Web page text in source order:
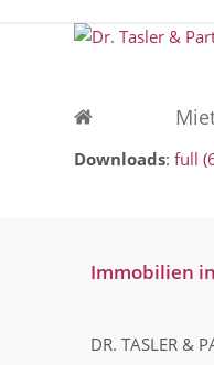
Downloads:full
Immobilien
DR. TASLER &